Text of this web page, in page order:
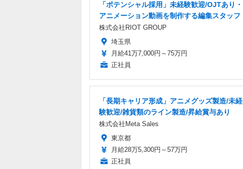
「ポテンシャル採用」未経験歓迎/OJTあり・
アニメーション動画を制作する編集スタッフ
株式会社RIOT GROUP
埼玉県
月給41万7,000円～75万円
正社員
「長期キャリア形成」アニメグッズ製造/未経
験歓迎/雑貨類のライン製造/昇給賞与あり
株式会社Meta Sales
東京都
月給28万5,300円～57万円
正社員